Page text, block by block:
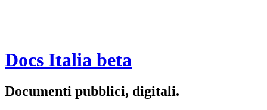
Docs Italia beta
Documenti pubblici, digitali.